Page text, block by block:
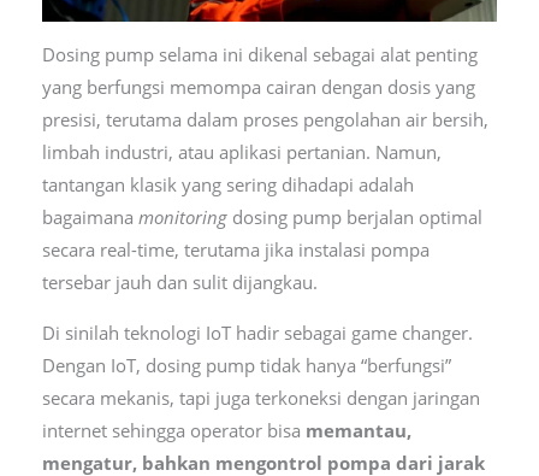
Dosing pump selama ini dikenal sebagai alat penting
yang berfungsi memompa cairan dengan dosis yang
presisi, terutama dalam proses pengolahan air bersih,
limbah industri, atau aplikasi pertanian. Namun,
tantangan klasik yang sering dihadapi adalah
bagaimana monitoringdosing pump berjalan optimal
secara real-time, terutama jika instalasi pompa
tersebar jauh dan sulit dijangkau.
Di sinilah teknologi IoT hadir sebagai game changer.
Dengan IoT, dosing pump tidak hanya “berfungsi”
secara mekanis, tapi juga terkoneksi dengan jaringan
internet sehingga operator bisa memantau,
mengatur, bahkan mengontrol pompa dari jarak